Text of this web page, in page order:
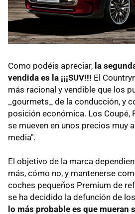
Como podéis apreciar, la
vendida es la ¡¡¡SUV!!! El
más racional y vendible que los
_gourmets_ de la conducción, y
posición económica. Los Coupé,
se mueven en unos precios muy
media".
El objetivo de la marca
más, cómo no, y mantenerse
coches pequeños Premium de
se ha decidido la defunción de
lo más probable es que mueran